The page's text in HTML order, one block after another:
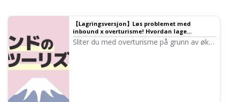
【Lagringsversjon】Løs problemet med
inbound x overturisme! Hvordan lage
flerspråklig veiledning med de nyeste AI-
verktøyene
Sliter du med overturisme på grunn av økt